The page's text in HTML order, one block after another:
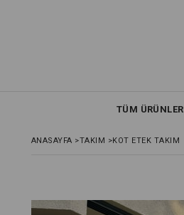
TÜM ÜRÜNLER
ANASAYFA >TAKIM >KOT ETEK TAKIM